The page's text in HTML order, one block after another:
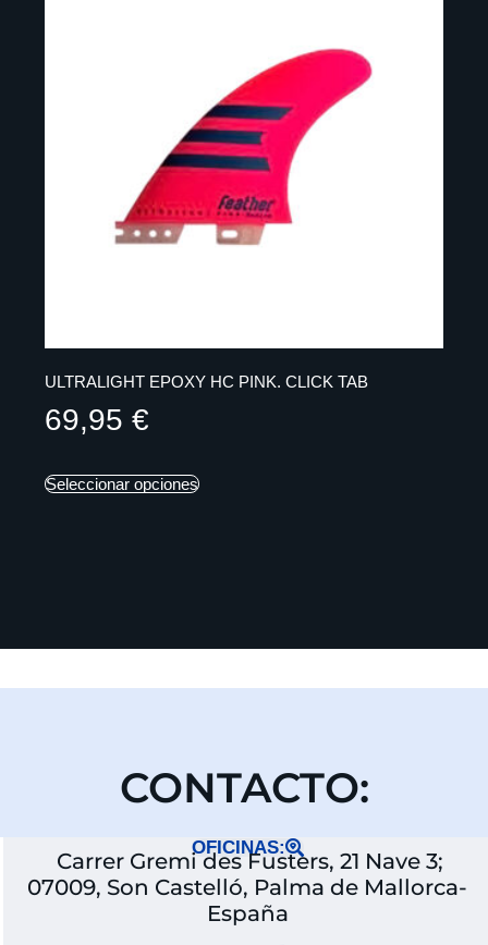
ULTRALIGHT EPOXY HC PINK. CLICK TAB
69,95 €
Seleccionar opciones
CONTACTO:
OFICINAS:
Carrer Gremi des Fusters, 21 Nave 3;
07009, Son Castelló, Palma de Mallorca-
España